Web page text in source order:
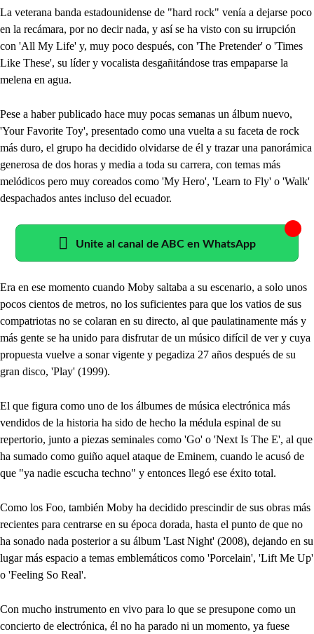
La veterana banda estadounidense de "hard rock" venía a dejarse poco
en la recámara, por no decir nada, y así se ha visto con su irrupción
con 'All My Life' y, muy poco después, con 'The Pretender' o 'Times
Like These', su líder y vocalista desgañitándose tras empaparse la
melena en agua.
Pese a haber publicado hace muy pocas semanas un álbum nuevo,
'Your Favorite Toy', presentado como una vuelta a su faceta de rock
más duro, el grupo ha decidido olvidarse de él y trazar una panorámica
generosa de dos horas y media a toda su carrera, con temas más
melódicos pero muy coreados como 'My Hero', 'Learn to Fly' o 'Walk'
despachados antes incluso del ecuador.
Unite al canal de ABC en WhatsApp
Era en ese momento cuando Moby saltaba a su escenario, a solo unos
pocos cientos de metros, no los suficientes para que los vatios de sus
compatriotas no se colaran en su directo, al que paulatinamente más y
más gente se ha unido para disfrutar de un músico difícil de ver y cuya
propuesta vuelve a sonar vigente y pegadiza 27 años después de su
gran disco, 'Play' (1999).
El que figura como uno de los álbumes de música electrónica más
vendidos de la historia ha sido de hecho la médula espinal de su
repertorio, junto a piezas seminales como 'Go' o 'Next Is The E', al que
ha sumado como guiño aquel ataque de Eminem, cuando le acusó de
que "ya nadie escucha techno" y entonces llegó ese éxito total.
Como los Foo, también Moby ha decidido prescindir de sus obras más
recientes para centrarse en su época dorada, hasta el punto de que no
ha sonado nada posterior a su álbum 'Last Night' (2008), dejando en su
lugar más espacio a temas emblemáticos como 'Porcelain', 'Lift Me Up'
o 'Feeling So Real'.
Con mucho instrumento en vivo para lo que se presupone como un
concierto de electrónica, él no ha parado ni un momento, ya fuese